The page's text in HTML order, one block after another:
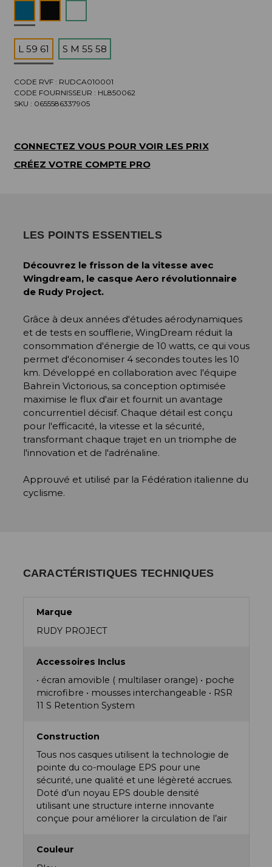
L 59 61 S M 55 58
CODE RVF : RUDCA010001
CODE FOURNISSEUR : HL850062
SKU : 0655586337905
CONNECTEZ VOUS POUR VOIR LES PRIX
CRÉEZ VOTRE COMPTE PRO
LES POINTS ESSENTIELS
Découvrez le frisson de la vitesse avec
Wingdream, le casque Aero révolutionnaire
de Rudy Project.
Grâce à deux années d'études aérodynamiques
et de tests en soufflerie, WingDream réduit la
consommation d'énergie de 10 watts, ce qui vous
permet d'économiser 4 secondes toutes les 10
km. Développé en collaboration avec l'équipe
Bahreïn Victorious, sa conception optimisée
maximise le flux d'air et fournit un avantage
concurrentiel décisif. Chaque détail est conçu
pour l'efficacité, la vitesse et la sécurité,
transformant chaque trajet en un triomphe de
l'innovation et de l'adrénaline.
Approuvé et utilisé par la Fédération italienne du
cyclisme.
CARACTÉRISTIQUES TECHNIQUES
Marque
RUDY PROJECT
Accessoires Inclus
• écran amovible ( multilaser orange) • poche
microfibre • mousses interchangeable • RSR
11 S Retention System
Construction
Tous nos casques utilisent la technologie de
pointe du co-moulage EPS pour une
sécurité, une qualité et une légèreté accrues.
Doté d’un noyau EPS double densité
utilisant une structure interne innovante
conçue pour améliorer la circulation de l’air
Couleur